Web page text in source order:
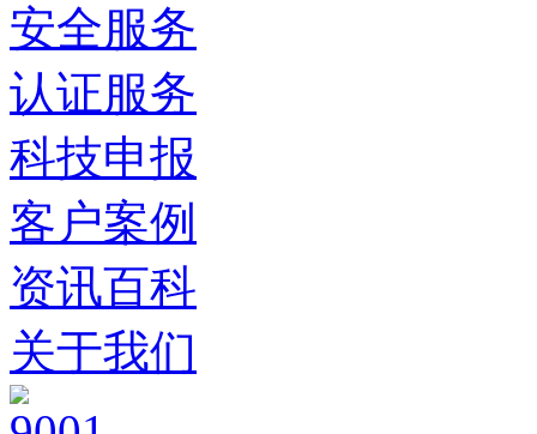
安全服务
认证服务
科技申报
客户案例
资讯百科
关于我们